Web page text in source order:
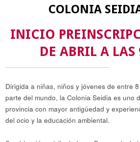
COLONIA
INICIO
DE ABRIL A
Dirigida a niñas, niños y jóvenes de entre
parte del mundo, la Colonia Seidia es uno
provincia con mayor antigüedad y
del ocio y la educación ambiental.